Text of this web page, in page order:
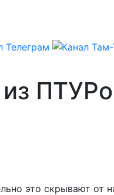
это скрывают от